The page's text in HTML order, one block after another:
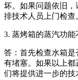
坏。如果问题依旧，
排技术人员上门检查
3. 蒸烤箱的蒸汽功能
答：首先检查水箱
有堵塞。如果以上都
们将提供进一步的技